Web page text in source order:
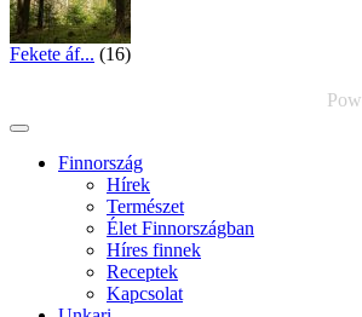
Fekete áf... (16)
Finnország
Hírek
Természet
Élet Finnországban
Híres finnek
Receptek
Kapcsolat